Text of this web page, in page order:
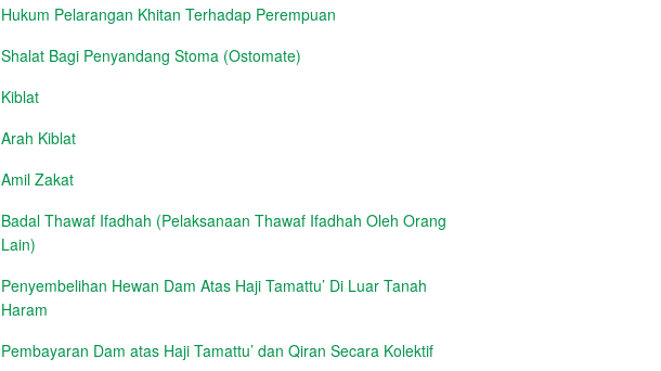
Hukum Pelarangan Khitan Terhadap Perempuan
Shalat Bagi Penyandang Stoma (Ostomate)
Kiblat
Arah Kiblat
Amil Zakat
Badal Thawaf Ifadhah (Pelaksanaan Thawaf Ifadhah Oleh Orang
Lain)
Penyembelihan Hewan Dam Atas Haji Tamattu’ Di Luar Tanah
Haram
Pembayaran Dam atas Haji Tamattu’ dan Qiran Secara Kolektif